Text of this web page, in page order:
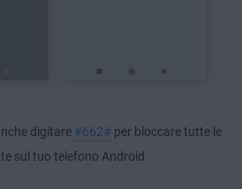
digitare #662# per bloccare tutte le
sul tuo telefono Android.